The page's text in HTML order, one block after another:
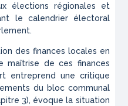
élections régionales et
le calendrier électoral
des finances locales en
maîtrise de ces finances
entreprend une critique
du bloc communal
3), évoque la situation